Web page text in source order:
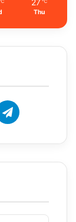
27
Thu
Telegram